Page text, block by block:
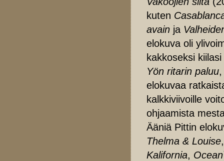
kuten
avain ja
elokuva oli
kakkoseksi kiilasi
Yön ritarin paluu
elokuvaa
kalkkiviivoille
ohjaamista
Ääniä Pittin
Thelma & Louise
Kalifornia,